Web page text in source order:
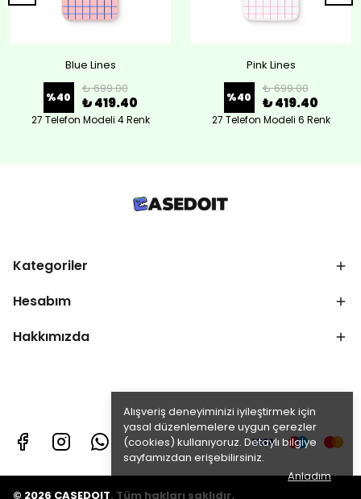
Alışveriş deneyiminizi iyileştirmek için
yasal düzenlemelere uygun çerezler
(cookies) kullanıyoruz. Detaylı bilgiye
sayfamızdan erişebilirsiniz.
Anladım
Blue Lines
%40
₺ 699.00
₺ 419.40
27 Telefon Modeli 4 Renk
Pink Lines
%40
₺ 699.00
₺ 419.40
27 Telefon Modeli 6 Renk
Kategoriler
Hesabım
Hakkımızda
© 2026 CASEDOIT. Tüm hakları saklıdır.